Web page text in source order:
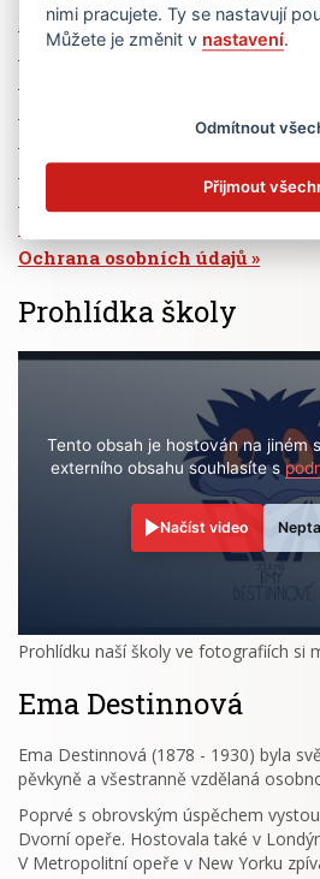
Elektronická žákovská knížka
Jídelní lístek
Dotace a granty
Volná pracovní místa
Zřizovatel školy (MČ Praha 6)
Ochrana osobních údajů
Prohlídka školy
Tento obsah je hostován na jiném
externího obsahu souhlasíte s
Načíst video
Prohlídku naší školy ve fotografiích si
Ema Destinnová
Ema Destinnová (1878 - 1930) byla
pěvkyně a všestranně vzdělaná
Poprvé s obrovským úspěchem
Dvorní opeře. Hostovala také v
V Metropolitní opeře v New Yorku
nimi pracujete. Ty se nastavují
Můžete je změnit v nastavení.
Odmítnout
Přijmout